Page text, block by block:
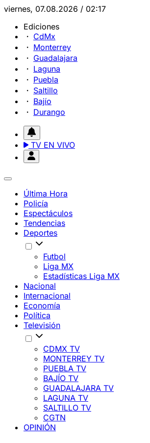
viernes, 07.08.2026 / 02:17
Ediciones
CdMx
Monterrey
Guadalajara
Laguna
Puebla
Saltillo
Bajío
Durango
TV EN VIVO
Última Hora
Policía
Espectáculos
Tendencias
Deportes
Futbol
Liga MX
Estadísticas Liga MX
Nacional
Internacional
Economía
Política
Televisión
CDMX TV
MONTERREY TV
PUEBLA TV
BAJÍO TV
GUADALAJARA TV
LAGUNA TV
SALTILLO TV
CGTN
OPINIÓN